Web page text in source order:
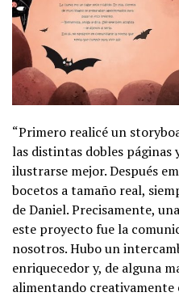
“Primero realicé un
las distintas dobles páginas
ilustrarse mejor. Después
bocetos a tamaño real,
de Daniel. Precisamente,
este proyecto fue la
nosotros. Hubo un
enriquecedor y, de alguna
alimentando creativamente